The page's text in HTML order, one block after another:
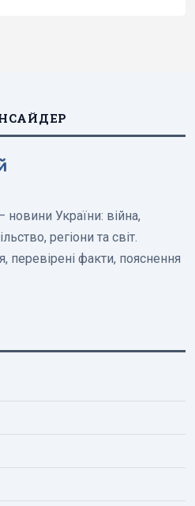
новини України: війна,
регіони та світ.
перевірені факти, пояснення